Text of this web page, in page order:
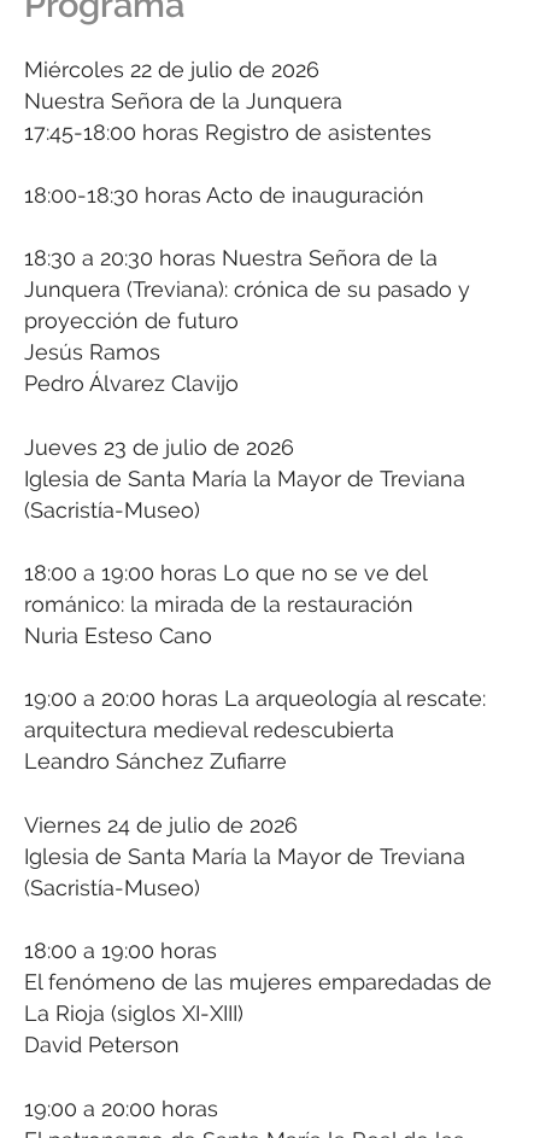
Miércoles 22 de julio de 2026
Nuestra Señora de la Junquera
17:45-18:00 horas Registro de asistentes
18:00-18:30 horas Acto de inauguración
18:30 a 20:30 horas Nuestra Señora de la
Junquera (Treviana): crónica de su pasado y
proyección de futuro
Jesús Ramos
Pedro Álvarez Clavijo
Jueves 23 de julio de 2026
Iglesia de Santa María la Mayor de Treviana
(Sacristía-Museo)
18:00 a 19:00 horas Lo que no se ve del
románico: la mirada de la restauración
Nuria Esteso Cano
19:00 a 20:00 horas La arqueología al rescate:
arquitectura medieval redescubierta
Leandro Sánchez Zufiarre
Viernes 24 de julio de 2026
Iglesia de Santa María la Mayor de Treviana
(Sacristía-Museo)
18:00 a 19:00 horas
El fenómeno de las mujeres emparedadas de
La Rioja (siglos XI-XIII)
David Peterson
19:00 a 20:00 horas